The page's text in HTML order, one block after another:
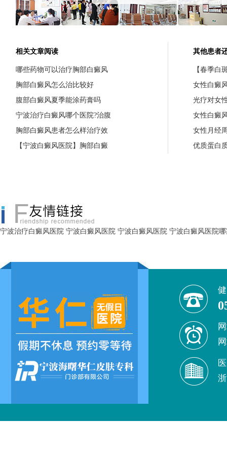
相关文章阅读
哪些药物可以治疗胸部白癜风
胸部白癜风怎么治比较好
腹部白癜风夏季能涂药膏吗
宁波治疗白癜风哪个医院?治腹
胸部白癜风患者怎么样治疗效
【宁波白癜风医院】胸部白癜
其他患者
【春季白
女性白癜
光疗对女
女性白癜
女性月经
优质蛋白
宁波治疗白癜风医院 宁波白癜风医院 宁波白癜风医院 宁波白癜风医院